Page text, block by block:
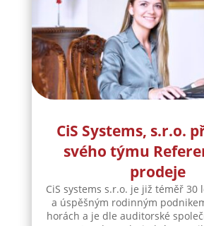
CiS Systems, s.r.o.
svého týmu
prodeje
CiS systems s.r.o. je již téměř 30
a úspěšným rodinným
horách a je dle auditorské